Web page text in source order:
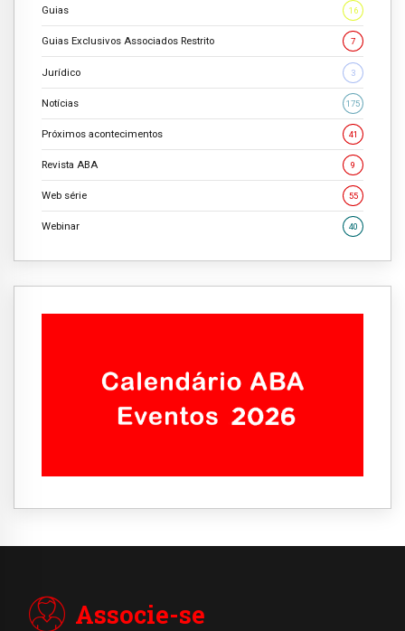
Guias 16
Guias Exclusivos Associados Restrito 7
Jurídico 3
Notícias 175
Próximos acontecimentos 41
Revista ABA 9
Web série 55
Webinar 40
Associe-se